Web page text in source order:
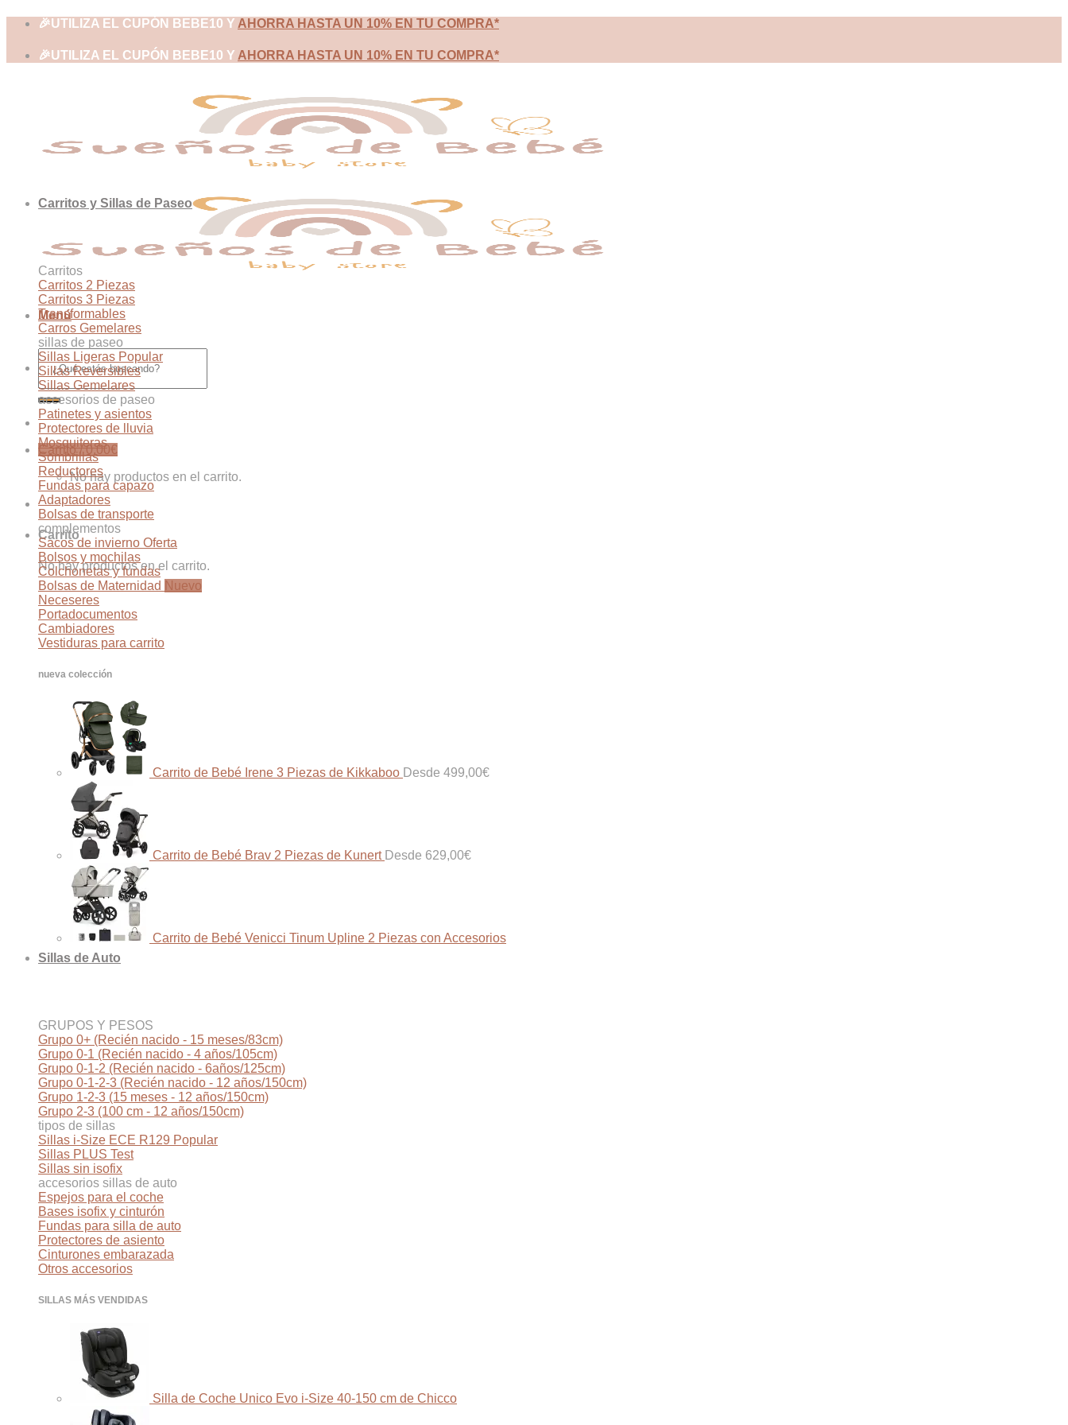
Skip
content
🎉UTILIZA EL CUPÓN BEBE10 Y AHORRA HASTA UN 10% EN TU COMPRA*
🎉UTILIZA EL CUPÓN BEBE10 Y AHORRA HASTA UN 10% EN TU COMPRA*
Menú
Buscar
por:
Carrito /0,00€
No hay productos en el carrito.
Carrito
No hay productos en el carrito.
Carritos y Sillas de Paseo
Carritos
Carritos 2 Piezas
Carritos 3 Piezas
Transformables
Carros Gemelares
sillas de paseo
Sillas Ligeras
Sillas Reversibles
Sillas Gemelares
accesorios de paseo
Patinetes y asientos
Protectores de lluvia
Mosquiteras
Sombrillas
Reductores
Fundas para capazo
Adaptadores
Bolsas de transporte
complementos
Sacos de invierno
Bolsos y mochilas
Colchonetas y fundas
Bolsas de Maternidad
Neceseres
Portadocumentos
Cambiadores
Vestiduras para carrito
nueva colección
Carrito de Bebé Irene 3 Piezas de Kikkaboo Desde 499,00€
Carrito de Bebé Brav 2 Piezas de Kunert Desde 629,00€
Carrito de Bebé Venicci Tinum Upline 2 Piezas con Accesorios
Sillas de Auto
GRUPOS Y PESOS
Grupo 0+ (Recién nacido - 15 meses/83cm)
Grupo 0-1 (Recién nacido - 4 años/105cm)
Grupo 0-1-2 (Recién nacido - 6años/125cm)
Grupo 0-1-2-3 (Recién nacido - 12 años/150cm)
Grupo 1-2-3 (15 meses - 12 años/150cm)
Grupo 2-3 (100 cm - 12 años/150cm)
tipos de sillas
Sillas i-Size ECE R129
Sillas PLUS Test
Sillas sin isofix
accesorios sillas de auto
Espejos para el coche
Bases isofix y cinturón
Fundas para silla de auto
Protectores de asiento
Cinturones embarazada
Otros accesorios
SILLAS MÁS VENDIDAS
Silla de Coche Unico Evo i-Size 40-150 cm de Chicco